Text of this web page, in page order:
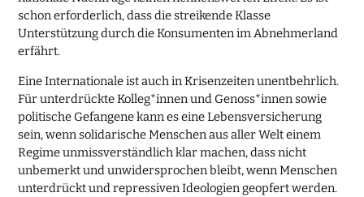
schon erforderlich, dass die streikende Klasse
Unterstützung durch die Konsumenten im Abnehmerland
erfährt.
Eine Internationale ist auch in Krisenzeiten unentbehrlich.
Für unterdrückte Kolleg*innen und Genoss*innen sowie
politische Gefangene kann es eine Lebensversicherung
sein, wenn solidarische Menschen aus aller Welt einem
Regime unmissverständlich klar machen, dass nicht
unbemerkt und unwidersprochen bleibt, wenn Menschen
unterdrückt und repressiven Ideologien geopfert werden.